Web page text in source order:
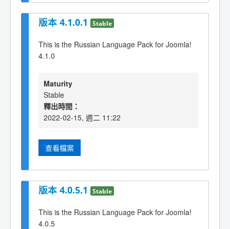
版本 4.1.0.1 Stable
This is the Russian Language Pack for Joomla!
4.1.0
Maturity
Stable
釋出時間：
2022-02-15, 週二 11:22
查看檔案
版本 4.0.5.1 Stable
This is the Russian Language Pack for Joomla!
4.0.5